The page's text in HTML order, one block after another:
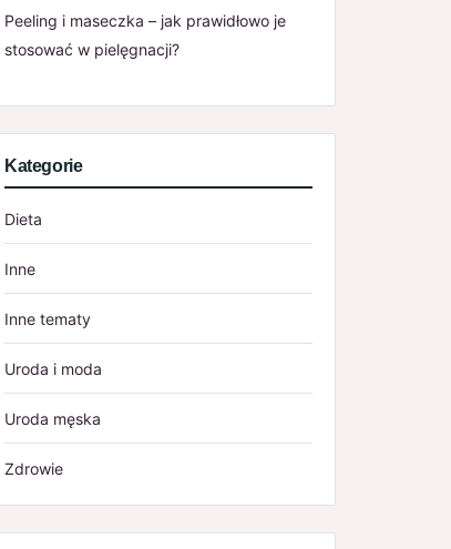
Peeling i maseczka – jak prawidłowo je
stosować w pielęgnacji?
Kategorie
Dieta
Inne
Inne tematy
Uroda i moda
Uroda męska
Zdrowie